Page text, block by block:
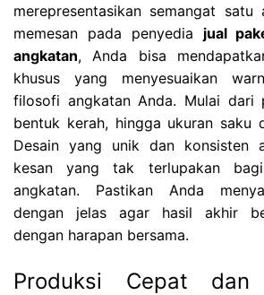
merepresentasikan semangat satu
memesan pada penyedia jual
angkatan, Anda bisa
khusus yang menyesuaikan
filosofi angkatan Anda. Mulai dari
bentuk kerah, hingga ukuran saku
Desain yang unik dan konsisten
kesan yang tak terlupakan
angkatan. Pastikan Anda
dengan jelas agar hasil akhir
dengan harapan bersama.
Produksi Cepat dan